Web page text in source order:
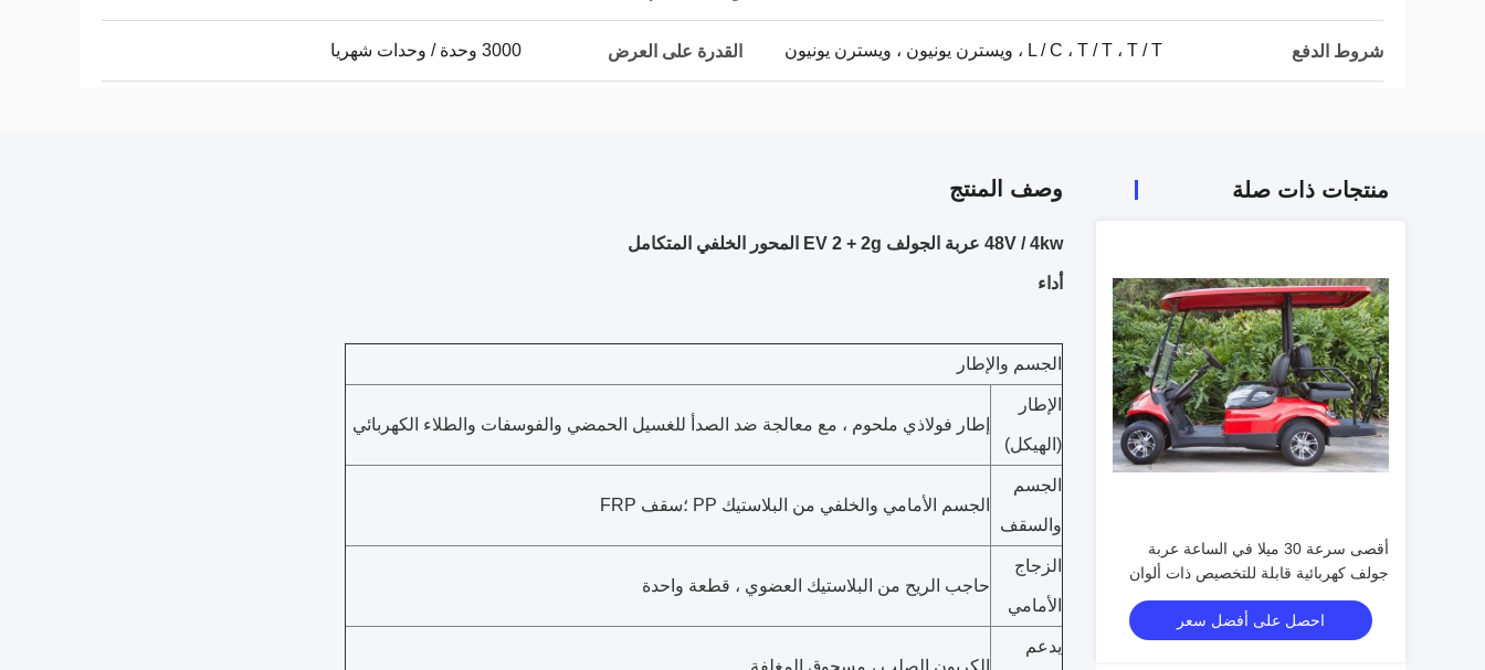
شروط الدفع L / C ، T / T ، T / T ، ويسترن يونيون ، ويسترن يونيون القدرة على العرض 3000 وحدة / وحدات شهريا
منتجات ذات صلة
أقصى سرعة 30 ميلا في الساعة عربة
جولف كهربائية قابلة للتخصيص ذات ألوان
عالية قابلة للترقية
احصل على أفضل سعر
وصف المنتج
48V / 4kw عربة الجولف EV 2 + 2g المحور الخلفي المتكامل
أداء
الجسم والإطار
الإطار
(الهيكل)
إطار فولاذي ملحوم ، مع معالجة ضد الصدأ للغسيل الحمضي والفوسفات والطلاء الكهربائي
الجسم
والسقف
الجسم الأمامي والخلفي من البلاستيك PP ؛سقف FRP
الزجاج
الأمامي
حاجب الريح من البلاستيك العضوي ، قطعة واحدة
يدعم
الكربون الصلب ، مسحوق المغلفة